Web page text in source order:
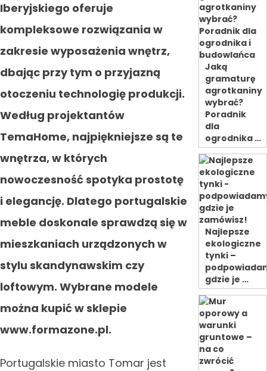
Iberyjskiego oferuje
kompleksowe rozwiązania w
zakresie wyposażenia wnętrz,
dbając przy tym o przyjazną
otoczeniu technologię produkcji.
Według projektantów
TemaHome, najpiękniejsze są te
wnętrza, w których
nowoczesność spotyka prostotę
i elegancję. Dlatego portugalskie
meble doskonale sprawdzą się w
mieszkaniach urządzonych w
stylu skandynawskim czy
loftowym. Wybrane modele
można kupić w sklepie
www.formazone.pl.
Portugalskie miasto Tomar jest
Jaką
gramaturę
agrotkaniny
wybrać?
Poradnik
dla
ogrodnika …
Najlepsze
ekologiczne
tynki –
gdzie je …